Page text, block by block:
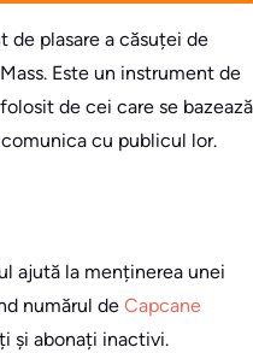
plasare a căsuței de
Este un instrument de
de cei care se bazează
cu publicul lor.
ajută la menținerea unei
numărul de Capcane
și abonați inactivi.